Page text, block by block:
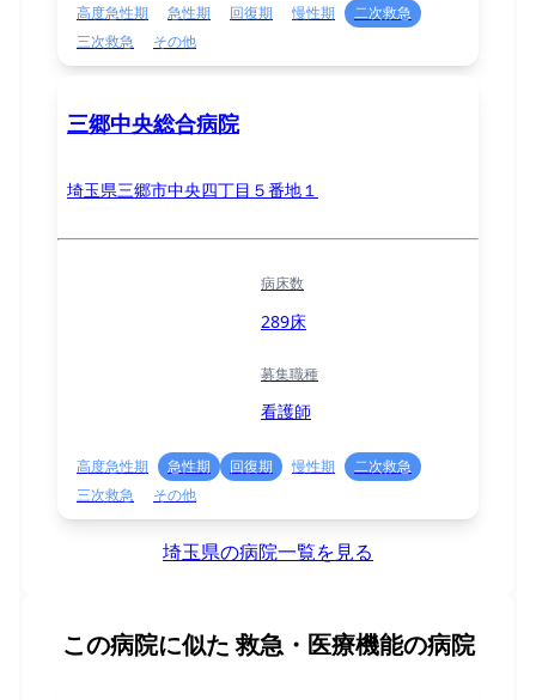
高度急性期 急性期 回復期 慢性期
二次救急
三次救急
その他
三郷中央総合病院
埼玉県三郷市中央四丁目５番地１
病床数
289床
募集職種
看護師
高度急性期 急性期 回復期 慢性期
二次救急
三次救急
その他
埼玉県の病院一覧を見る
この病院に似た 救急・医療機能の病院